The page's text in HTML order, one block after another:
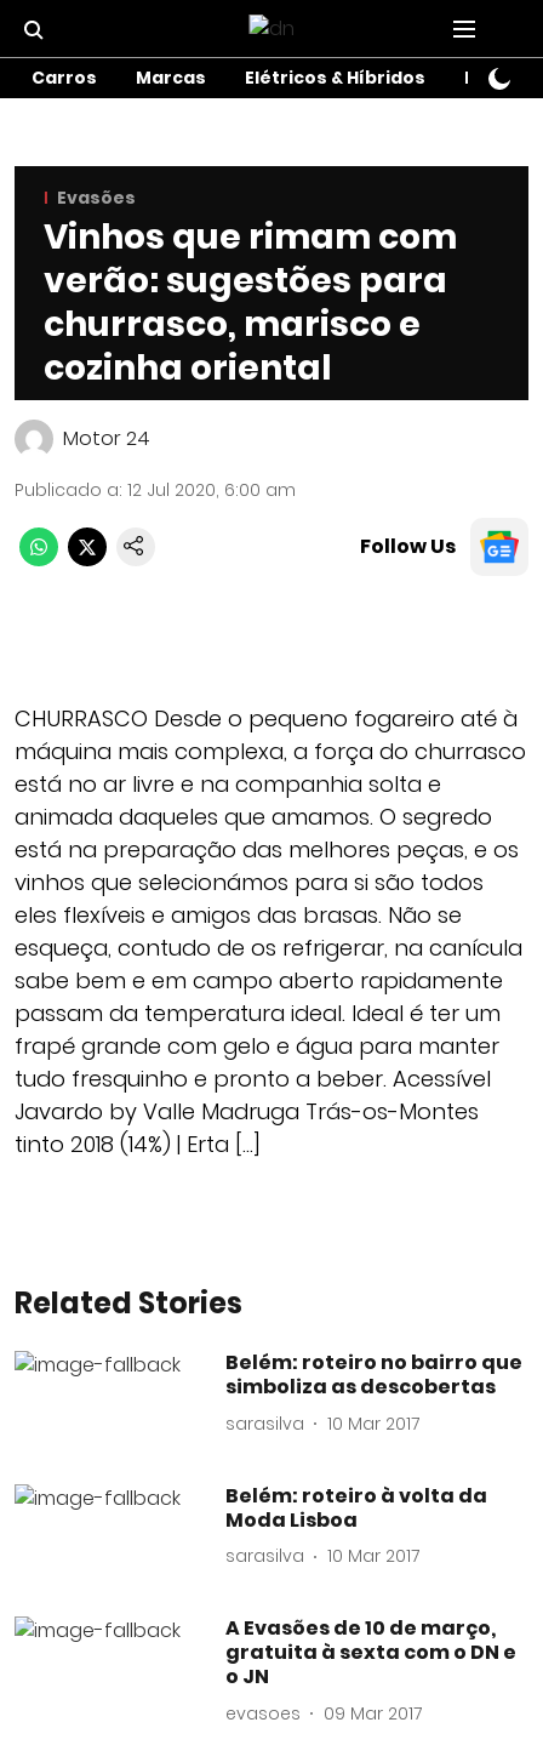
Carros Marcas Elétricos & Híbridos Motos
Evasões
Vinhos que rimam com
verão: sugestões para
churrasco, marisco e
cozinha oriental
Motor 24
Publicado a: 12 Jul 2020, 6:00 am
Follow Us
CHURRASCO Desde o pequeno fogareiro até à
máquina mais complexa, a força do churrasco
está no ar livre e na companhia solta e
animada daqueles que amamos. O segredo
está na preparação das melhores peças, e os
vinhos que selecionámos para si são todos
eles flexíveis e amigos das brasas. Não se
esqueça, contudo de os refrigerar, na canícula
sabe bem e em campo aberto rapidamente
passam da temperatura ideal. Ideal é ter um
frapé grande com gelo e água para manter
tudo fresquinho e pronto a beber. Acessível
Javardo by Valle Madruga Trás-os-Montes
tinto 2018 (14%) | Erta […]
Related Stories
Belém: roteiro no bairro que
simboliza as descobertas
sarasilva 10 Mar 2017
Belém: roteiro à volta da
Moda Lisboa
sarasilva 10 Mar 2017
A Evasões de 10 de março,
gratuita à sexta com o DN e
o JN
evasoes 09 Mar 2017